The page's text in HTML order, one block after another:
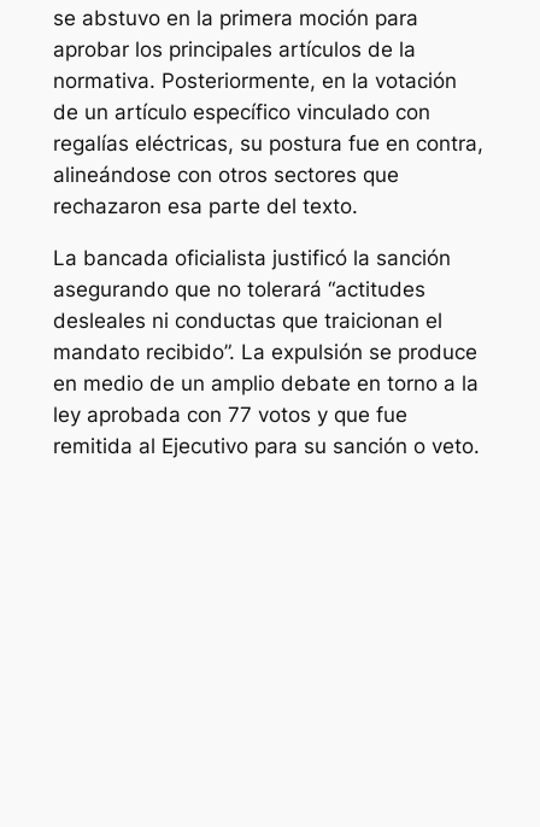
se abstuvo en la primera moción para
aprobar los principales artículos de la
normativa. Posteriormente, en la votación
de un artículo específico vinculado con
regalías eléctricas, su postura fue en contra,
alineándose con otros sectores que
rechazaron esa parte del texto.
La bancada oficialista justificó la sanción
asegurando que no tolerará “actitudes
desleales ni conductas que traicionan el
mandato recibido”. La expulsión se produce
en medio de un amplio debate en torno a la
ley aprobada con 77 votos y que fue
remitida al Ejecutivo para su sanción o veto.